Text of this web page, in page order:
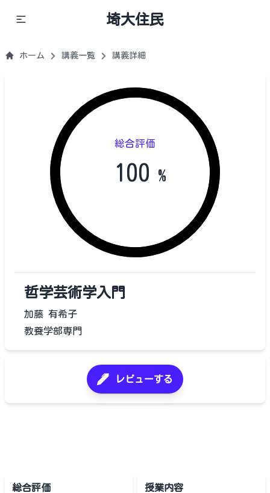
埼大住民
ホーム 講義一覧 講義詳細
総合評価
100 %
哲学芸術学入門
加藤 有希子
教養学部専門
レビューする
総合評価 授業内容